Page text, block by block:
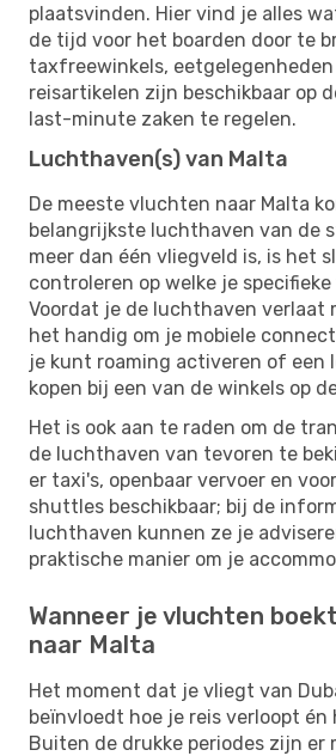
plaatsvinden. Hier vind je alles
de tijd voor het boarden door te
taxfreewinkels,
reisartikelen zijn beschikbaar op
last-minute zaken te regelen.
Luchthaven(s) van Malta
De meeste vluchten naar Malta
belangrijkste luchthaven van de
meer dan één vliegveld is, is het
controleren op welke je
Voordat je de luchthaven verlaat
het handig om je mobiele
je kunt roaming activeren of een
kopen bij een van de winkels op
Het is ook aan te raden om de
de luchthaven van tevoren te
er taxi's, openbaar vervoer en
shuttles beschikbaar; bij de
luchthaven kunnen ze je
praktische manier om je
Wanneer je vluchten
naar Malta
Het moment dat je vliegt van
beïnvloedt hoe je reis verloopt én
Buiten de drukke periodes zijn er